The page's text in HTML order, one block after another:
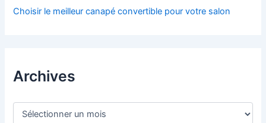
Choisir le meilleur canapé convertible pour votre salon
Archives
A